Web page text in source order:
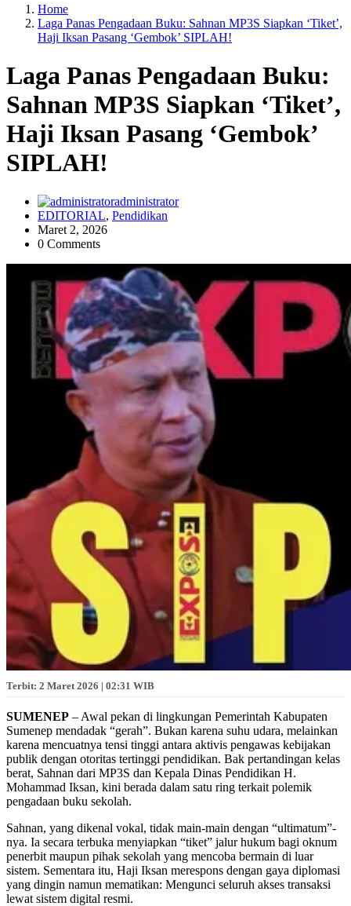
Home
Laga Panas Pengadaan Buku: Sahnan MP3S Siapkan ‘Tiket’,
Haji Iksan Pasang ‘Gembok’ SIPLAH!
Laga Panas Pengadaan Buku:
Sahnan MP3S Siapkan ‘Tiket’,
Haji Iksan Pasang ‘Gembok’
SIPLAH!
administrator
EDITORIAL, Pendidikan
Maret 2, 2026
0 Comments
Terbit: 2 Maret 2026 | 02:31 WIB
SUMENEP – Awal pekan di lingkungan Pemerintah Kabupaten
Sumenep mendadak “gerah”. Bukan karena suhu udara, melainkan
karena mencuatnya tensi tinggi antara aktivis pengawas kebijakan
publik dengan otoritas tertinggi pendidikan. Bak pertandingan kelas
berat, Sahnan dari MP3S dan Kepala Dinas Pendidikan H.
Mohammad Iksan, kini berada dalam satu ring terkait polemik
pengadaan buku sekolah.
Sahnan, yang dikenal vokal, tidak main-main dengan “ultimatum”-
nya. Ia secara terbuka menyiapkan “tiket” jalur hukum bagi oknum
penerbit maupun pihak sekolah yang mencoba bermain di luar
sistem. Sementara itu, Haji Iksan merespons dengan gaya diplomasi
yang dingin namun mematikan: Mengunci seluruh akses transaksi
lewat sistem digital resmi.